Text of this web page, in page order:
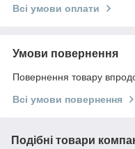
Всі умови оплати
Умови повернення
Повернення товару
Всі умови повернення
Подібні товари